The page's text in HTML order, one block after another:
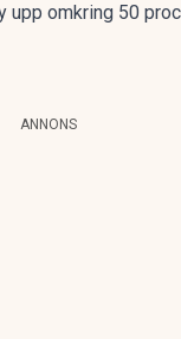
omkring 50
ANNONS